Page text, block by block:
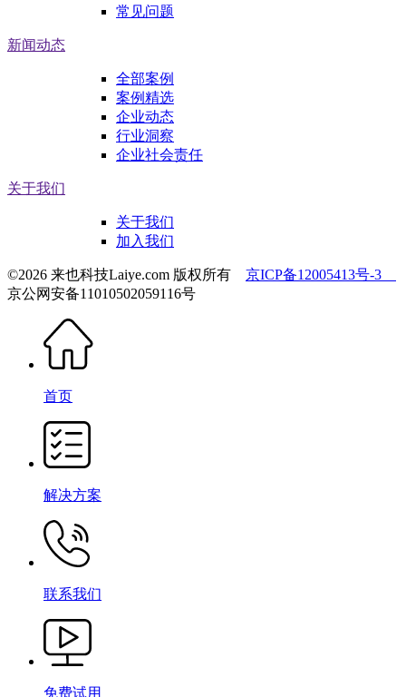
常见问题
新闻动态
全部案例
案例精选
企业动态
行业洞察
企业社会责任
关于我们
关于我们
加入我们
©2026 来也科技Laiye.com 版权所有 京ICP备12005413号-3
京公网安备11010502059116号
首页
解决方案
联系我们
免费试用